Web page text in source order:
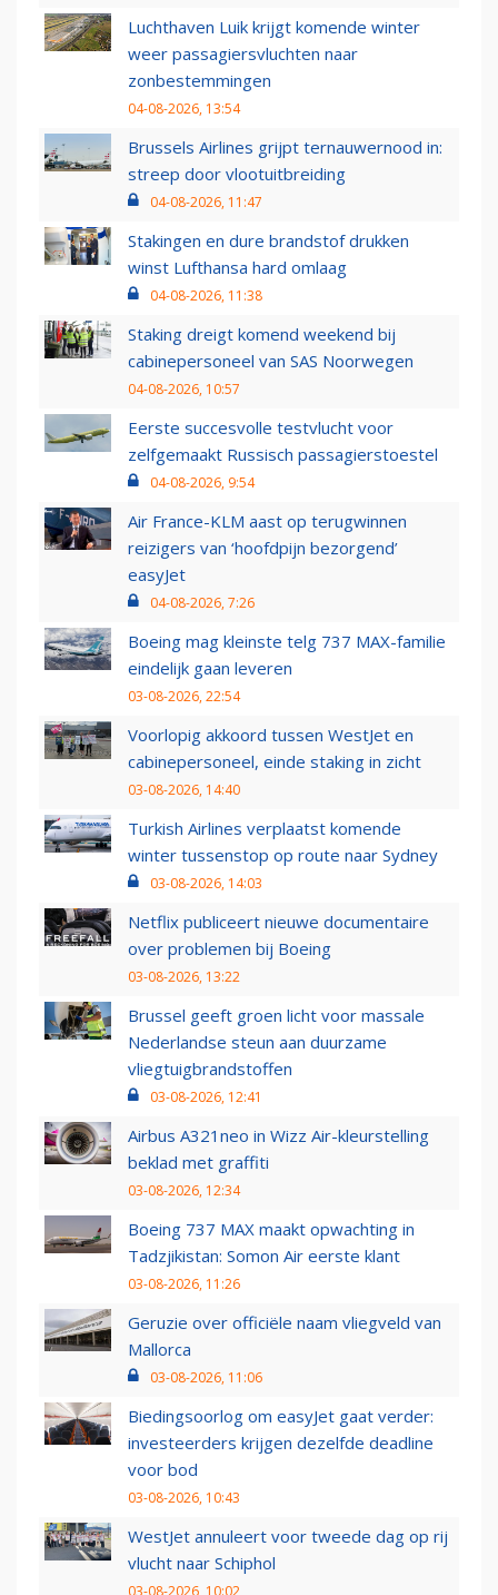
Luchthaven Luik krijgt komende winter
weer passagiersvluchten naar
zonbestemmingen
04-08-2026, 13:54
Brussels Airlines grijpt ternauwernood in:
streep door vlootuitbreiding
04-08-2026, 11:47
Stakingen en dure brandstof drukken
winst Lufthansa hard omlaag
04-08-2026, 11:38
Staking dreigt komend weekend bij
cabinepersoneel van SAS Noorwegen
04-08-2026, 10:57
Eerste succesvolle testvlucht voor
zelfgemaakt Russisch passagierstoestel
04-08-2026, 9:54
Air France-KLM aast op terugwinnen
reizigers van ‘hoofdpijn bezorgend’
easyJet
04-08-2026, 7:26
Boeing mag kleinste telg 737 MAX-familie
eindelijk gaan leveren
03-08-2026, 22:54
Voorlopig akkoord tussen WestJet en
cabinepersoneel, einde staking in zicht
03-08-2026, 14:40
Turkish Airlines verplaatst komende
winter tussenstop op route naar Sydney
03-08-2026, 14:03
Netflix publiceert nieuwe documentaire
over problemen bij Boeing
03-08-2026, 13:22
Brussel geeft groen licht voor massale
Nederlandse steun aan duurzame
vliegtuigbrandstoffen
03-08-2026, 12:41
Airbus A321neo in Wizz Air-kleurstelling
beklad met graffiti
03-08-2026, 12:34
Boeing 737 MAX maakt opwachting in
Tadzjikistan: Somon Air eerste klant
03-08-2026, 11:26
Geruzie over officiële naam vliegveld van
Mallorca
03-08-2026, 11:06
Biedingsoorlog om easyJet gaat verder:
investeerders krijgen dezelfde deadline
voor bod
03-08-2026, 10:43
WestJet annuleert voor tweede dag op rij
vlucht naar Schiphol
03-08-2026, 10:02